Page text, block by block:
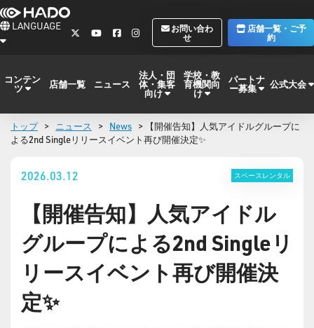
LANGUAGE
お問い合わ
せ
店舗一覧・ご予
約
コンテン
ツ 店舗一覧 ニュース
法人・団
体・集客
向け
学校・教
育機関向
け
パートナ
ー募集 公式大会
トップ > ニュース > News > 【開催告知】人気アイドルグループに
よる2nd Singleリリースイベント再び開催決定✨
2026.03.12 スペースレンタル
【開催告知】人気アイドル
グループによる2nd Singleリ
リースイベント再び開催決
定✨